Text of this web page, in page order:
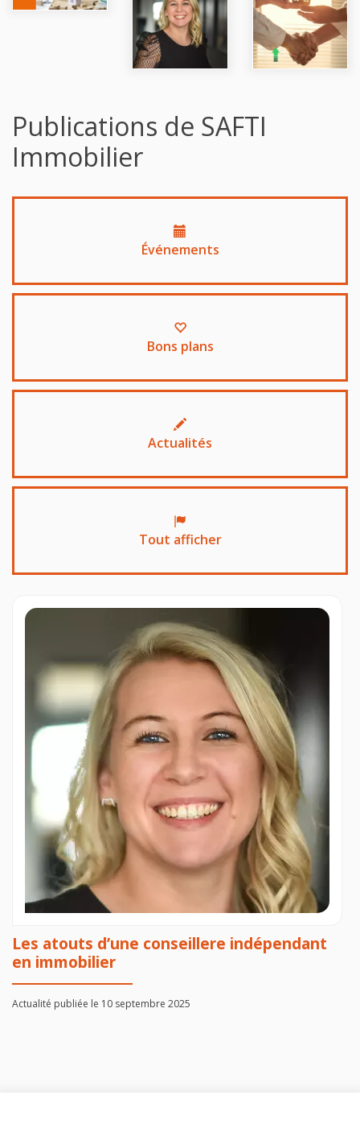
Publications de SAFTI
Immobilier
Événements
Bons plans
Actualités
Tout afficher
Les atouts d’une conseillere indépendant
en immobilier
Actualité publiée le 10 septembre 2025